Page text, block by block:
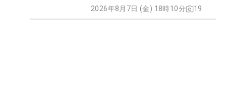
2026年8月7日 (金) 18時10分 19